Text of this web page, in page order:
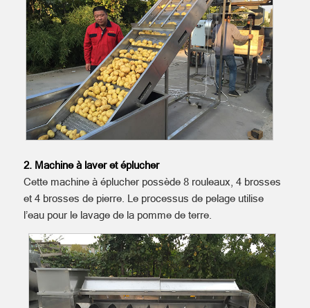
2. Machine à laver et éplucher
Cette machine à éplucher possède 8 rouleaux, 4 brosses
et 4 brosses de pierre. Le processus de pelage utilise
l’eau pour le lavage de la pomme de terre.